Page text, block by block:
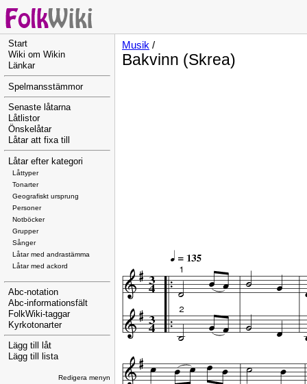
Start
Wiki om Wikin
Länkar
Spelmansstämmor
Senaste låtarna
Låtlistor
Önskelåtar
Låtar att fixa till
Låtar efter kategori
Låttyper
Tonarter
Geografiskt ursprung
Personer
Notböcker
Grupper
Sånger
Låtar med andrastämma
Låtar med ackord
Abc-notation
Abc-informationsfält
FolkWiki-taggar
Kyrkotonarter
Lägg till låt
Lägg till lista
Redigera menyn
Musik /
Bakvinn (Skrea)